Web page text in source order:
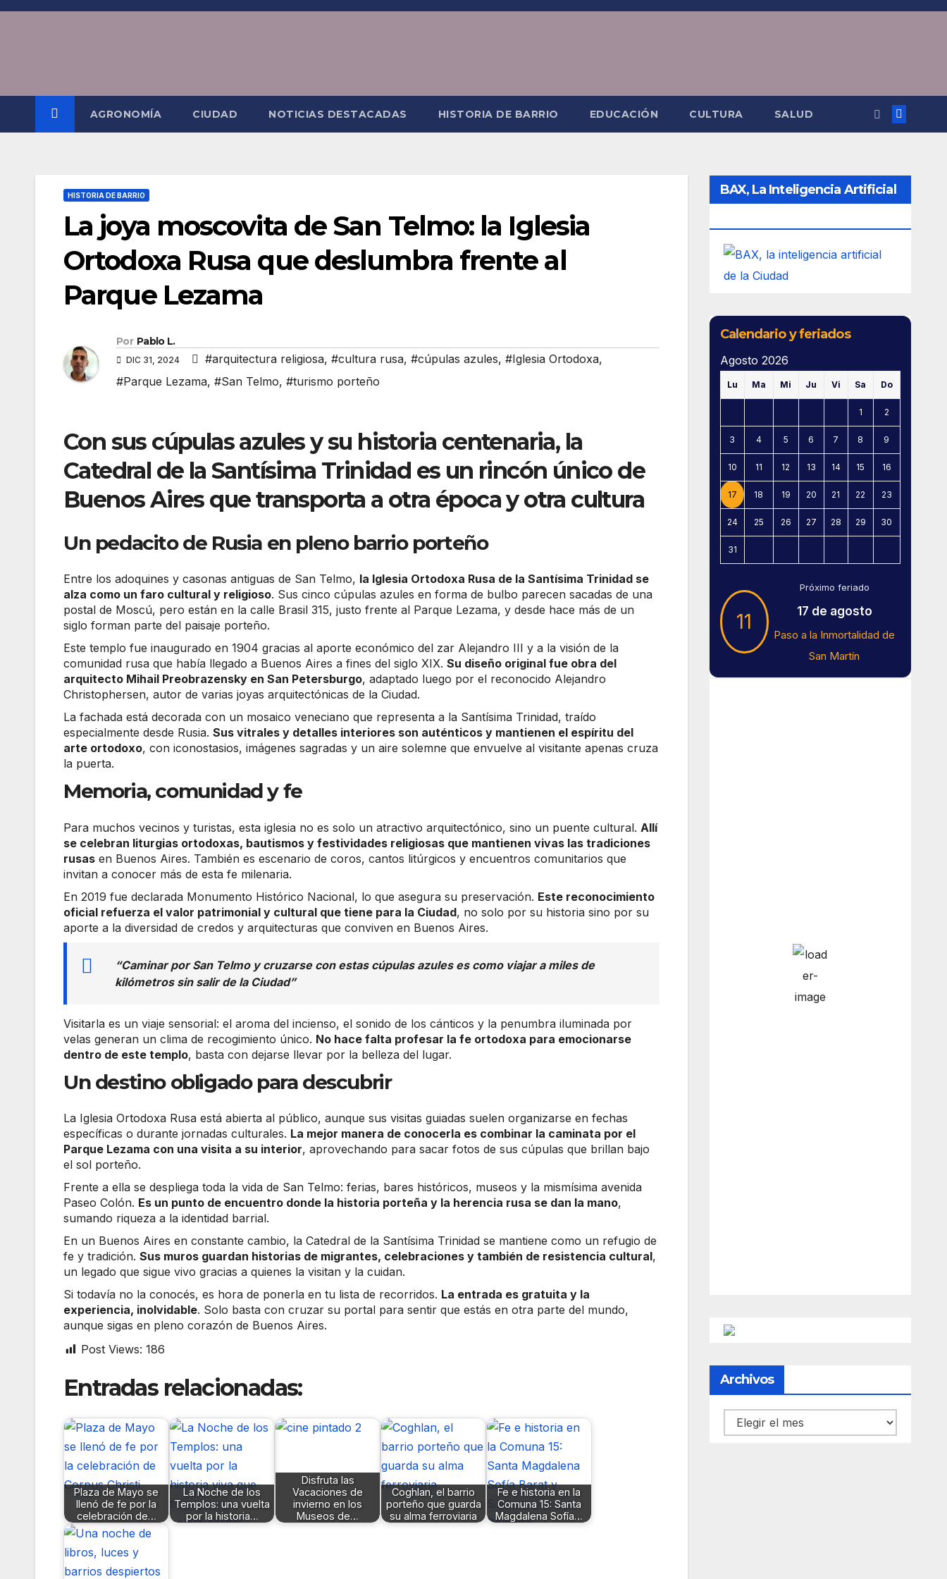
Saltar
AGRONOMÍA CIUDAD NOTICIAS DESTACADAS HISTORIA DE BARRIO EDUCACIÓN CULTURA SALUD
HISTORIA DE BARRIO
La joya moscovita de San Telmo: la Iglesia
Ortodoxa Rusa que deslumbra frente al
Parque Lezama
Por Pablo L.
DIC 31, 2024 #arquitectura religiosa, #cultura rusa, #cúpulas azules, #Iglesia Ortodoxa,
#Parque Lezama, #San Telmo, #turismo porteño
Con sus cúpulas azules y su historia centenaria, la
Catedral de la Santísima Trinidad es un rincón único de
Buenos Aires que transporta a otra época y otra cultura
Un pedacito de Rusia en pleno barrio porteño
Entre los adoquines y casonas antiguas de San Telmo, la Iglesia Ortodoxa Rusa de la Santísima Trinidad se
alza como un faro cultural y religioso. Sus cinco cúpulas azules en forma de bulbo parecen sacadas de una
postal de Moscú, pero están en la calle Brasil 315, justo frente al Parque Lezama, y desde hace más de un
siglo forman parte del paisaje porteño.
Este templo fue inaugurado en 1904 gracias al aporte económico del zar Alejandro III y a la visión de la
comunidad rusa que había llegado a Buenos Aires a fines del siglo XIX. Su diseño original fue obra del
arquitecto Mihail Preobrazensky en San Petersburgo, adaptado luego por el reconocido Alejandro
Christophersen, autor de varias joyas arquitectónicas de la Ciudad.
La fachada está decorada con un mosaico veneciano que representa a la Santísima Trinidad, traído
especialmente desde Rusia. Sus vitrales y detalles interiores son auténticos y mantienen el espíritu del
arte ortodoxo, con iconostasios, imágenes sagradas y un aire solemne que envuelve al visitante apenas cruza
la puerta.
Memoria, comunidad y fe
Para muchos vecinos y turistas, esta iglesia no es solo un atractivo arquitectónico, sino un puente cultural. Allí
se celebran liturgias ortodoxas, bautismos y festividades religiosas que mantienen vivas las tradiciones
rusas en Buenos Aires. También es escenario de coros, cantos litúrgicos y encuentros comunitarios que
invitan a conocer más de esta fe milenaria.
En 2019 fue declarada Monumento Histórico Nacional, lo que asegura su preservación. Este reconocimiento
oficial refuerza el valor patrimonial y cultural que tiene para la Ciudad, no solo por su historia sino por su
aporte a la diversidad de credos y arquitecturas que conviven en Buenos Aires.
“Caminar por San Telmo y cruzarse con estas cúpulas azules es como viajar a miles de
kilómetros sin salir de la Ciudad”
Visitarla es un viaje sensorial: el aroma del incienso, el sonido de los cánticos y la penumbra iluminada por
velas generan un clima de recogimiento único. No hace falta profesar la fe ortodoxa para emocionarse
dentro de este templo, basta con dejarse llevar por la belleza del lugar.
Un destino obligado para descubrir
La Iglesia Ortodoxa Rusa está abierta al público, aunque sus visitas guiadas suelen organizarse en fechas
específicas o durante jornadas culturales. La mejor manera de conocerla es combinar la caminata por el
Parque Lezama con una visita a su interior, aprovechando para sacar fotos de sus cúpulas que brillan bajo
el sol porteño.
Frente a ella se despliega toda la vida de San Telmo: ferias, bares históricos, museos y la mismísima avenida
Paseo Colón. Es un punto de encuentro donde la historia porteña y la herencia rusa se dan la mano,
sumando riqueza a la identidad barrial.
En un Buenos Aires en constante cambio, la Catedral de la Santísima Trinidad se mantiene como un refugio de
fe y tradición. Sus muros guardan historias de migrantes, celebraciones y también de resistencia cultural,
un legado que sigue vivo gracias a quienes la visitan y la cuidan.
Si todavía no la conocés, es hora de ponerla en tu lista de recorridos. La entrada es gratuita y la
experiencia, inolvidable. Solo basta con cruzar su portal para sentir que estás en otra parte del mundo,
aunque sigas en pleno corazón de Buenos Aires.
Post Views: 186
Entradas relacionadas:
Plaza de Mayo se
llenó de fe por la
celebración de…
La Noche de los
Templos: una vuelta
por la historia…
Disfruta las
Vacaciones de
invierno en los
Museos de…
Coghlan, el barrio
porteño que guarda
su alma ferroviaria
Fe e historia en la
Comuna 15: Santa
Magdalena Sofía…
BAX, La Inteligencia Artificial
Calendario y feriados
Agosto 2026
Lu Ma Mi Ju Vi Sa Do
1 2
3 4 5 6 7 8 9
10 11 12 13 14 15 16
17 18 19 20 21 22 23
24 25 26 27 28 29 30
31
11
Próximo feriado
17 de agosto
Paso a la Inmortalidad de
San Martín
Archivos
Archivos